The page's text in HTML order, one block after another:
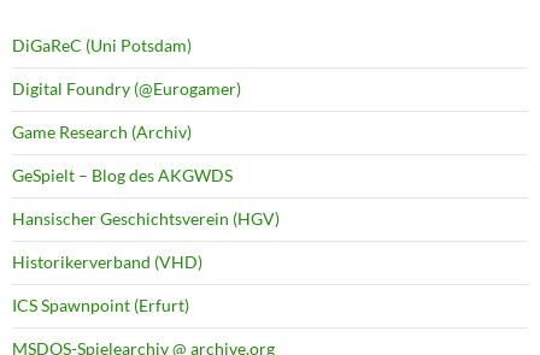
DiGaReC (Uni Potsdam)
Digital Foundry (@Eurogamer)
Game Research (Archiv)
GeSpielt – Blog des AKGWDS
Hansischer Geschichtsverein (HGV)
Historikerverband (VHD)
ICS Spawnpoint (Erfurt)
MSDOS-Spielearchiv @ archive.org